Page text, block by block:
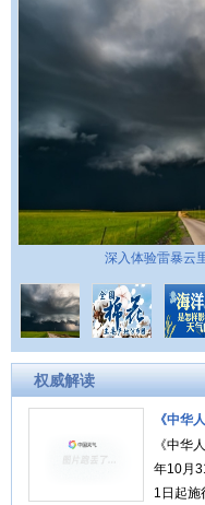
深入体验雷暴云
权威解读
《中华
《中华
年10月
1日起施